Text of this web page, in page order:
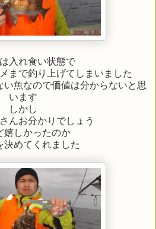
入れ食い状態で
まで釣り上げてしまいました
魚なので価値は分からないと思
います
しかし
んお分かりでしょう
嬉しかったのか
決めてくれました